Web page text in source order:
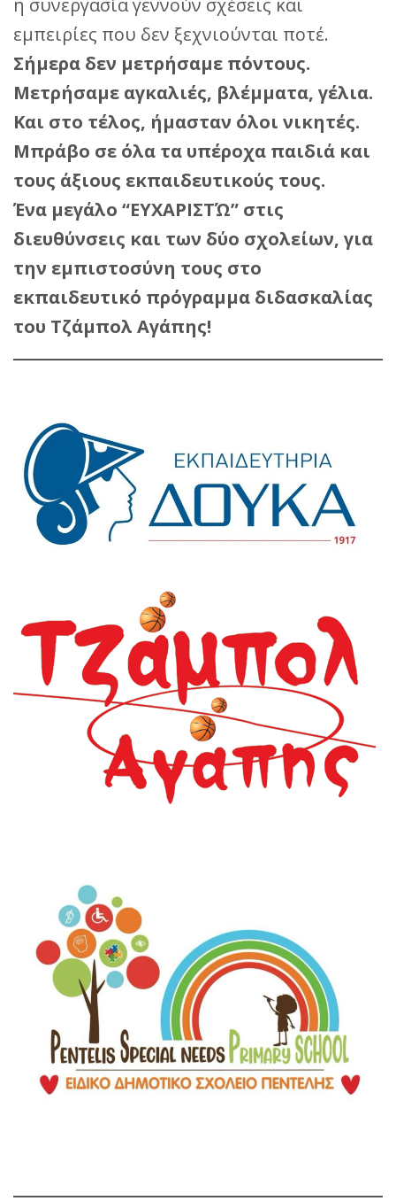
εμπειρίες που δεν ξεχνιούνται ποτέ.
Σήμερα δεν μετρήσαμε πόντους.
Μετρήσαμε αγκαλιές, βλέμματα, γέλια.
Και στο τέλος, ήμασταν όλοι νικητές.
Μπράβο σε όλα τα υπέροχα παιδιά και
τους άξιους εκπαιδευτικούς τους.
Ένα μεγάλο “ΕΥΧΑΡΙΣΤΏ” στις
διευθύνσεις και των δύο σχολείων, για
την εμπιστοσύνη τους στο
εκπαιδευτικό πρόγραμμα διδασκαλίας
του Τζάμπολ Αγάπης!